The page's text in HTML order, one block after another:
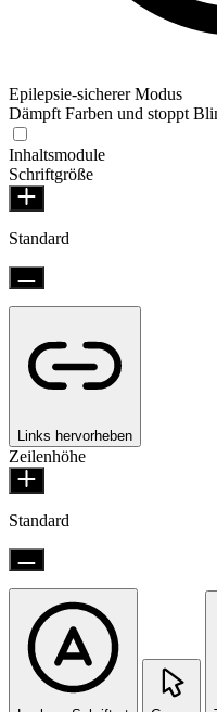
Epilepsie-sicherer Modus
Dämpft Farben und stoppt
Inhaltsmodule
Schriftgröße
Standard
Links hervorheben
Zeilenhöhe
Standard